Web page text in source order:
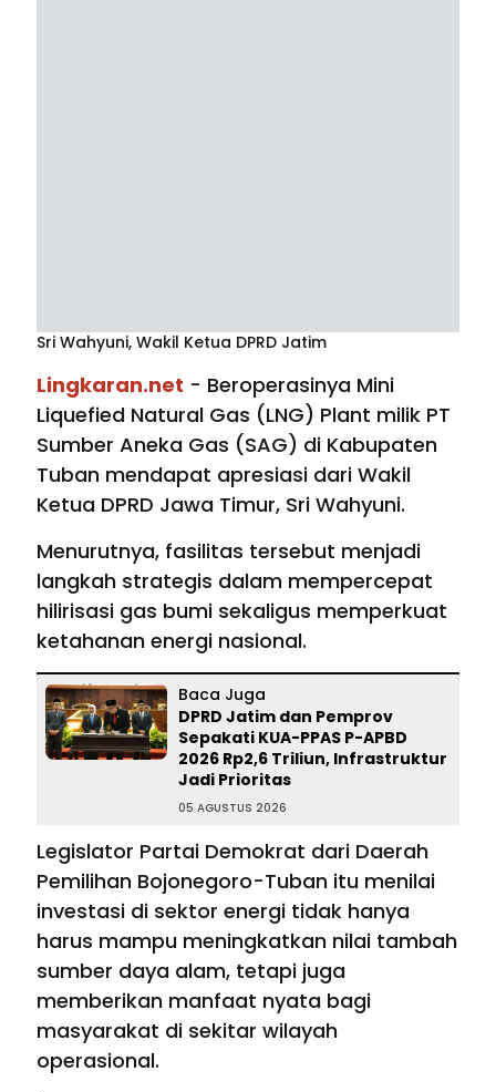
Sri Wahyuni, Wakil Ketua DPRD Jatim
Lingkaran.net - Beroperasinya Mini
Liquefied Natural Gas (LNG) Plant milik PT
Sumber Aneka Gas (SAG) di Kabupaten
Tuban mendapat apresiasi dari Wakil
Ketua DPRD Jawa Timur, Sri Wahyuni.
Menurutnya, fasilitas tersebut menjadi
langkah strategis dalam mempercepat
hilirisasi gas bumi sekaligus memperkuat
ketahanan energi nasional.
Baca Juga
DPRD Jatim dan Pemprov
Sepakati KUA-PPAS P-APBD
2026 Rp2,6 Triliun, Infrastruktur
Jadi Prioritas
05 AGUSTUS 2026
Legislator Partai Demokrat dari Daerah
Pemilihan Bojonegoro-Tuban itu menilai
investasi di sektor energi tidak hanya
harus mampu meningkatkan nilai tambah
sumber daya alam, tetapi juga
memberikan manfaat nyata bagi
masyarakat di sekitar wilayah
operasional.